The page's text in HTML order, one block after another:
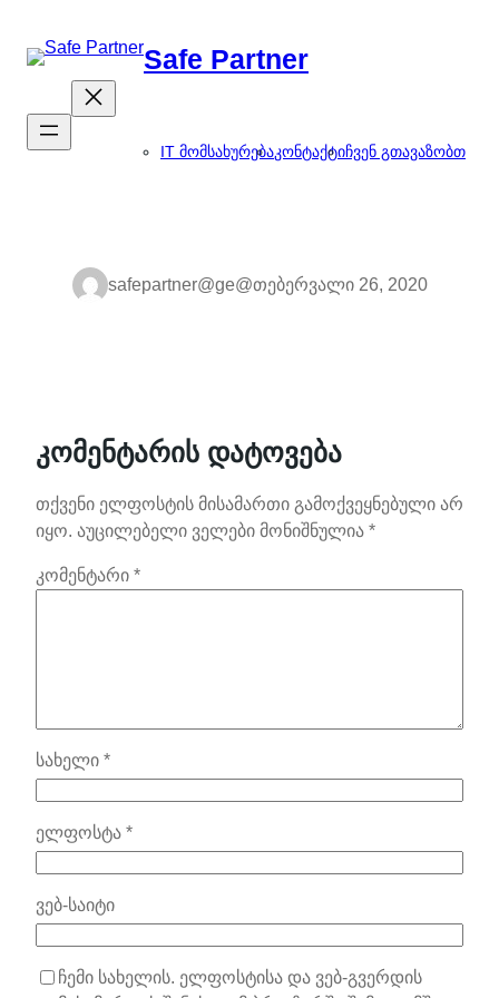
გადასვლა
Safe Partner
IT მომსახურებაკონტაქტიჩვენ გთავაზობთ
safepartner@ge@თებერვალი 26, 2020
კომენტარის დატოვება
თქვენი ელფოსტის მისამართი გამოქვეყნებული არ
იყო. აუცილებელი ველები მონიშნულია *
კომენტარი *
სახელი *
ელფოსტა *
ვებ-საიტი
ჩემი სახელის. ელფოსტისა და ვებ-გვერდის